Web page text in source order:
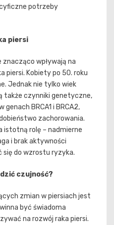
potrzeby
piersi
znacząco wpływają na
piersi. Kobiety po 50. roku
Jednak nie tylko wiek
także czynniki genetyczne,
BRCA1 i BRCA2,
zachorowania.
istotną rolę – nadmierne
i brak aktywności
do wzrostu ryzyka.
czujność?
zmian w piersiach jest
być świadoma
na rozwój raka piersi.